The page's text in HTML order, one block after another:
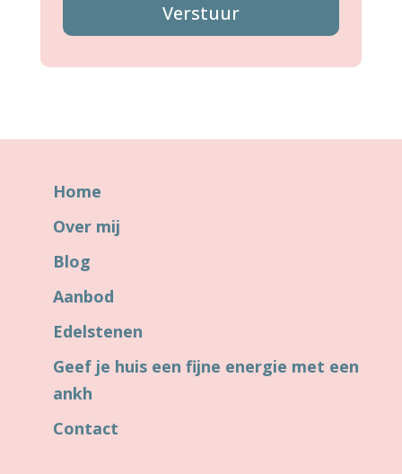
Verstuur
Home
Over mij
Blog
Aanbod
Edelstenen
Geef je huis een fijne energie met een
ankh
Contact